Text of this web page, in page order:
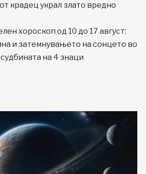
крадец украл злато вредно
хороскоп од 10 до 17 август:
и затемнувањето на сонцето во
на 4 знаци